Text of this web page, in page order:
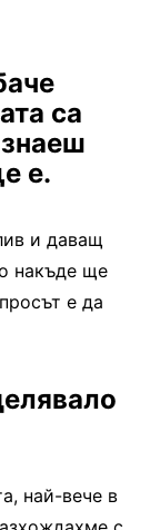
са
е.
и даващ
накъде ще
е да
най-вече в